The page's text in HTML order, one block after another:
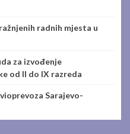
radnih mjesta u
za izvođenje
od II do IX razreda
Sarajevo-